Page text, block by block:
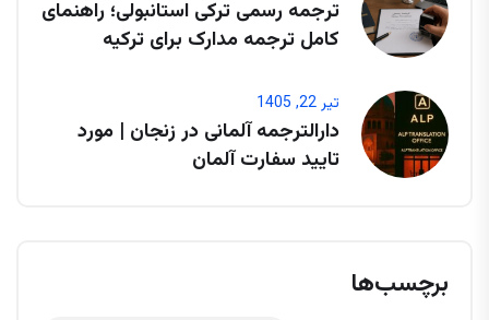
ترجمه رسمی ترکی استانبولی؛ راهنمای
کامل ترجمه مدارک برای ترکیه
تیر 22, 1405
دارالترجمه آلمانی در زنجان | مورد
تایید سفارت آلمان
برچسب‌ها